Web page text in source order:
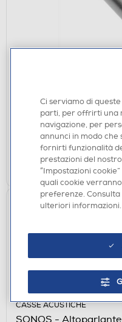
AAAMAZE - CAVO
€ 6,90
Acquisto online:
Ritiro in negozio in 30'
CASSE ACUSTICHE
SONOS -
Ci serviamo di
parti, per offrirti una
navigazione, per
annunci in modo che
fornirti funzionalità
prestazioni del
“Impostazioni
quali cookie
preferenze.
ulteriori informazioni.